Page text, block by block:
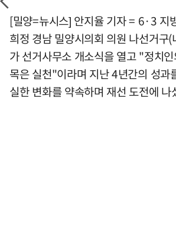
[밀양=뉴시스] 안지율 기자 = 6·3 지
희정 경남 밀양시의회 의원 나선거구
가 선거사무소 개소식을 열고 "정치
목은 실천"이라며 지난 4년간의 성과
실한 변화를 약속하며 재선 도전에 나